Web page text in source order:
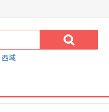
西域